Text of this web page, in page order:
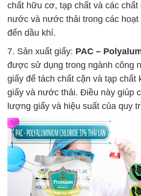
chất hữu cơ, tạp chất và các
nước và nước thải trong các hoạt
đến dầu khí.
7. Sản xuất giấy: PAC –
được sử dụng trong ngành công
giấy để tách chất cặn và tạp chất
giấy và nước thải. Điều này giúp
lượng giấy và hiệu suất của quy